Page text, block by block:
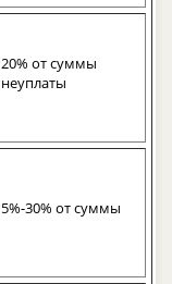
20% от суммы
неуплаты
5%-30% от суммы